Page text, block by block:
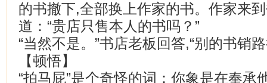
的书撤下,全部换上作家的书。作家来
道：“贵店只售本人的书吗？”
“当然不是。”书店老板回答,“别的书销
【顿悟】
“拍马屁”是个奇怪的词：你象是在奉承